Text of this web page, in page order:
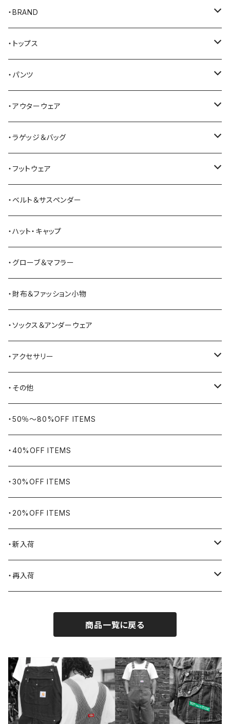
・BRAND
AKER
Alden
ALFONSO'S OF HOLLYWOOD LEATHER
All American Khakis
American Optical
ANDERSON BEAN BOOT CO.
Bass Pro Shops
BATTLE LAKE
Barbour
BAYSIDE
BELSTAFF
BIG BILL
WORKERS BIGDAY
BHADUR
Bills KHAKIS
BLUCO
Blundstone
BLACK JACK BOOTS
BY ROBERT JAMES
CAMBER
Carhartt
・トップス
Tシャツ
シャツ
ベスト
セーター
スウェットシャツ
カーディガン
パーカー
・パンツ
ジーンズ
ワークパンツ
オーバーオール
ミリタリーパンツ
ツナギ
ジャージ・スウェット
ハーフパンツ・ショートパンツ
・アウターウェア
コート
ジャケット
ベスト
・ラゲッジ＆バッグ
トートバッグ
ショルダーバッグ
リュック・バックパック
ボストンバッグ・ダッフルバッグ
ヒップバッグ・ファニーパック
ブリーフケース
ツールバッグ
・フットウェア
ブーツ
スニーカー
サンダル
その他シューズ
シュー用品
・ベルト＆サスペンダー
・ハット・キャップ
・グローブ＆マフラー
・財布＆ファッション小物
・ソックス＆アンダーウェア
・アクセサリー
バングル・ブレスレット
リング
ネックレス・ペンダント
ピンズ・ブローチ
腕時計
・その他
ヴィンテージ
アウトドア用品
ナバホラグ・ビンテージラグ
ブランケット
食品
ライター
エプロン
バイク用品
・50％〜80%OFF ITEMS
・40%OFF ITEMS
・30%OFF ITEMS
・20%OFF ITEMS
・新入荷
2026.7.31
2026.7.6
2026.6.29
・再入荷
2026.7.23
2026.6.27
商品一覧に戻る